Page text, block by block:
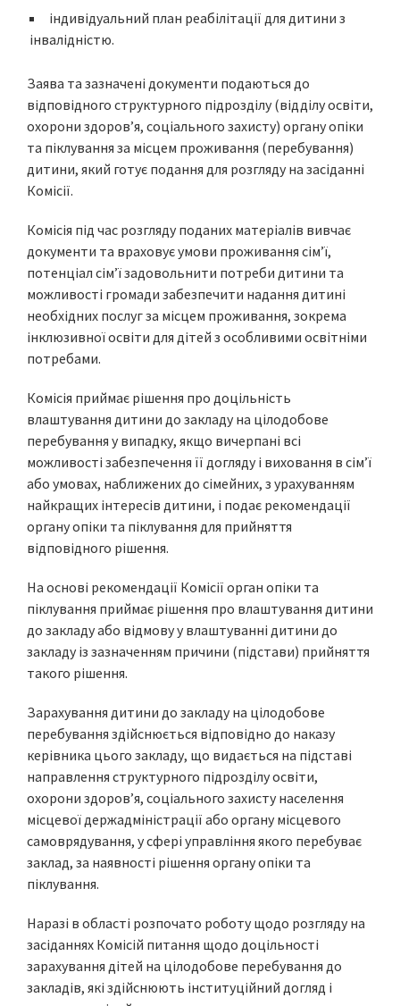
індивідуальний план реабілітації для дитини з
інвалідністю.
Заява та зазначені документи подаються до
відповідного структурного підрозділу (відділу освіти,
охорони здоров’я, соціального захисту) органу опіки
та піклування за місцем проживання (перебування)
дитини, який готує подання для розгляду на засіданні
Комісії.
Комісія під час розгляду поданих матеріалів вивчає
документи та враховує умови проживання сім’ї,
потенціал сім’ї задовольнити потреби дитини та
можливості громади забезпечити надання дитині
необхідних послуг за місцем проживання, зокрема
інклюзивної освіти для дітей з особливими освітніми
потребами.
Комісія приймає рішення про доцільність
влаштування дитини до закладу на цілодобове
перебування у випадку, якщо вичерпані всі
можливості забезпечення її догляду і виховання в сім’ї
або умовах, наближених до сімейних, з урахуванням
найкращих інтересів дитини, і подає рекомендації
органу опіки та піклування для прийняття
відповідного рішення.
На основі рекомендації Комісії орган опіки та
піклування приймає рішення про влаштування дитини
до закладу або відмову у влаштуванні дитини до
закладу із зазначенням причини (підстави) прийняття
такого рішення.
Зарахування дитини до закладу на цілодобове
перебування здійснюється відповідно до наказу
керівника цього закладу, що видається на підставі
направлення структурного підрозділу освіти,
охорони здоров’я, соціального захисту населення
місцевої держадміністрації або органу місцевого
самоврядування, у сфері управління якого перебуває
заклад, за наявності рішення органу опіки та
піклування.
Наразі в області розпочато роботу щодо розгляду на
засіданнях Комісій питання щодо доцільності
зарахування дітей на цілодобове перебування до
закладів, які здійснюють інституційний догляд і